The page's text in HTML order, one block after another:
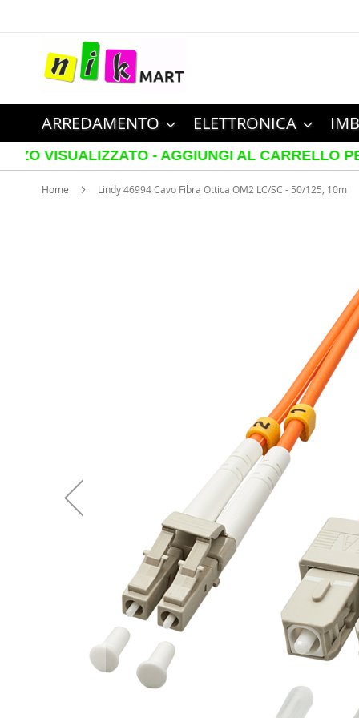
contenuto
ARREDAMENTO ELETTRONICA
- AGGIUNGI AL CARRELLO PER
Home Lindy 46994 Cavo Fibra Ottica OM2 LC/SC - 50/125, 10m